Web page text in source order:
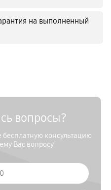
на выполненный
вопросы?
бесплатную консультацию
Вас вопросу